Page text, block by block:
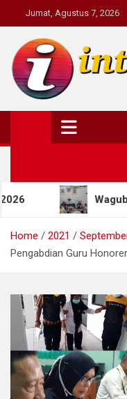
to
content
Jumat, Agustus 7, 2026
Wagub Jateng Apresiasi
Home 2021
Pengabdian Guru